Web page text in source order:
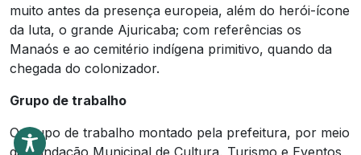
muito antes da presença europeia, além do herói-ícone
da luta, o grande Ajuricaba; com referências os
Manaós e ao cemitério indígena primitivo, quando da
chegada do colonizador.
Grupo de trabalho
O grupo de trabalho montado pela prefeitura, por meio
da Fundação Municipal de Cultura, Turismo e Eventos